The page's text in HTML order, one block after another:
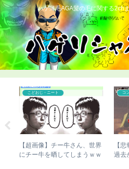
ハゲ薄毛AGA髪の毛に関する2ch
こどおじ・ニート
【超画像】チー牛さん、世界
にチー牛を晒してしまうｗｗ
コ
【
過去